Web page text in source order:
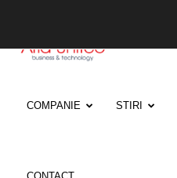
UNITED
COMPANIE STIRI